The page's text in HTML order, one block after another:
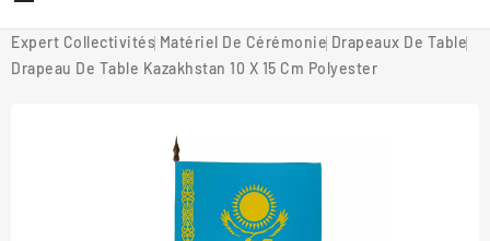
Expert Collectivités Matériel De Cérémonie Drapeaux De Table
Drapeau De Table Kazakhstan 10 X 15 Cm Polyester